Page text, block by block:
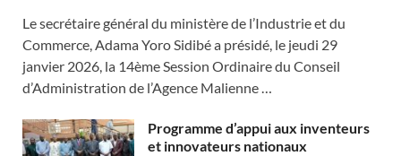
Le secrétaire général du ministère de l’Industrie et du
Commerce, Adama Yoro Sidibé a présidé, le jeudi 29
janvier 2026, la 14ème Session Ordinaire du Conseil
d’Administration de l’Agence Malienne …
Programme d’appui aux inventeurs
et innovateurs nationaux